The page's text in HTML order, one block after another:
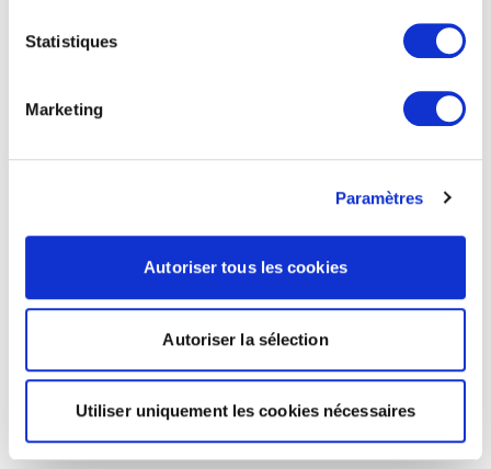
Statistiques
Marketing
Paramètres
Autoriser tous les cookies
Autoriser la sélection
Utiliser uniquement les cookies nécessaires